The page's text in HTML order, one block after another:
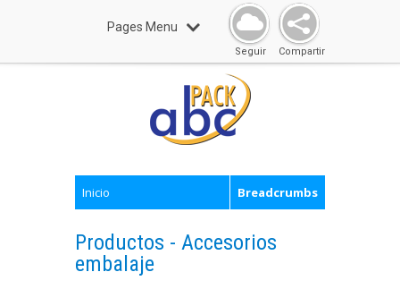
Pages Menu
Compartir
Seguir
Inicio Breadcrumbs
Productos - Accesorios
embalaje